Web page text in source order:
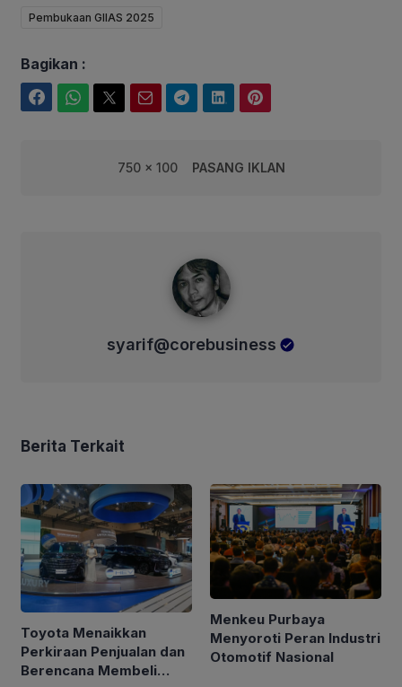
Pembukaan GIIAS 2025
Bagikan :
750 x 100 PASANG IKLAN
syarif@corebusiness
Berita Terkait
Toyota Menaikkan
Perkiraan Penjualan dan
Berencana Membeli
Menkeu Purbaya
Menyoroti Peran Industri
Otomotif Nasional